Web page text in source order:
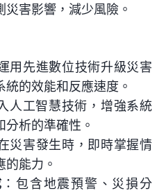
害影響，減少風險。
用先進數位技術升級災害
統的效能和反應速度。
人工智慧技術，增強系統
析的準確性。
災害發生時，即時掌握情
的能力。
：包含地震預警、災損分